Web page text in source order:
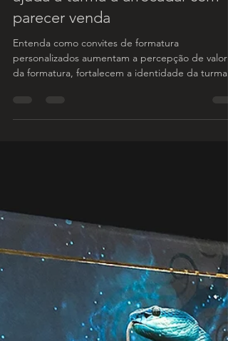
personalizados: como o convite
vira “percepção de valor” e
ajuda a turma a arrecadar sem
parecer venda